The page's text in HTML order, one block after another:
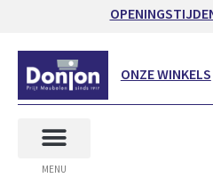
ONZE WINKELS
MENU